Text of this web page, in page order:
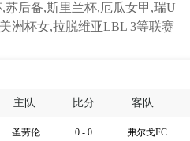
苏后备,斯里兰杯,厄瓜女甲,瑞U
洲杯女,拉脱维亚LBL 3等联赛
主队 比分 客队
圣劳伦 0 - 0 弗尔戈FC